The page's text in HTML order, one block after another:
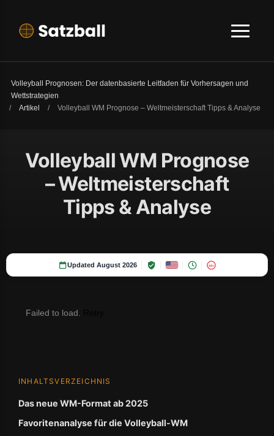
Volleyball Prognosen: Der datenbasierte Leitfaden für Vorhersagen und
Wettstrategien
/
Artikel / Volleyball WM Prognose – Weltmeisterschaft Tipps & Analyse
Volleyball WM Prognose
– Weltmeisterschaft
Tipps & Analyse
Updated August 2026 18+
Failed to load.
INHALTSVERZEICHNIS
Das neue WM-Format ab 2025
Favoritenanalyse für die Volleyball-WM